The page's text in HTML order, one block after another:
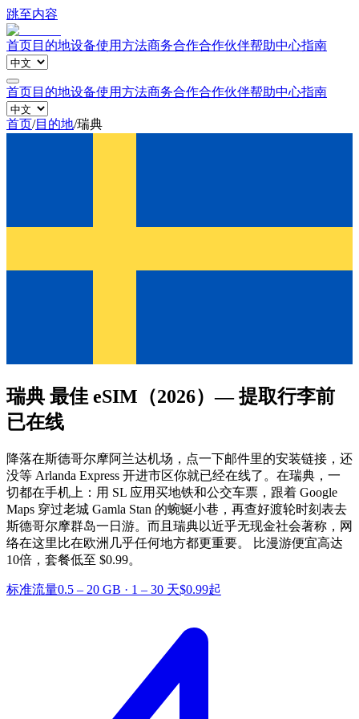
跳至内容
首页目的地设备使用方法商务合作合作伙伴帮助中心指南
首页目的地设备使用方法商务合作合作伙伴帮助中心指南
首页/目的地/瑞典
瑞典 最佳 eSIM （2026）— 提取行李前
已在线
降落在斯德哥尔摩阿兰达机场，点一下邮件里的安装链接，还
没等 Arlanda Express 开进市区你就已经在线了。在瑞典，一
切都在手机上：用 SL 应用买地铁和公交车票，跟着 Google
Maps 穿过老城 Gamla Stan 的蜿蜒小巷，再查好渡轮时刻表去
斯德哥尔摩群岛一日游。而且瑞典以近乎无现金社会著称，网
络在这里比在欧洲几乎任何地方都更重要。
比漫游便宜高达
10倍，套餐低至 $0.99。
标准流量0.5 – 20 GB · 1 – 30 天$0.99起